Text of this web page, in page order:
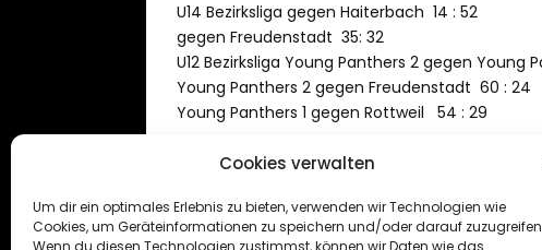
Cookies verwalten
Um dir ein optimales Erlebnis zu bieten, verwenden wir Technologien wie
Cookies, um Geräteinformationen zu speichern und/oder darauf
Wenn du diesen Technologien zustimmst, können wir Daten wie das
U14 Bezirksliga gegen Haiterbach 14 : 52
gegen Freudenstadt 35: 32
U12 Bezirksliga Young Panthers 2 gegen Young
Young Panthers 2 gegen Freudenstadt 60 : 24
Young Panthers 1 gegen Rottweil 54 : 29
U10 Bezirksliga gegen Kirchheim 33 : 44